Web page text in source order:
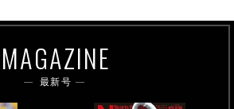
MAGAZINE
最新号